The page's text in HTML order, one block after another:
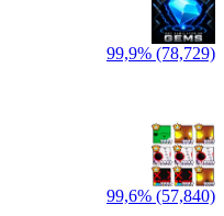
99,9% (78,729)
99,6% (57,840)